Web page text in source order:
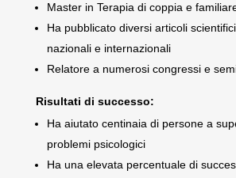
Master in Terapia di coppia e
Ha pubblicato diversi articoli
nazionali e internazionali
Relatore a numerosi congressi e
Risultati di successo:
Ha aiutato centinaia di persone a
problemi psicologici
Ha una elevata percentuale di